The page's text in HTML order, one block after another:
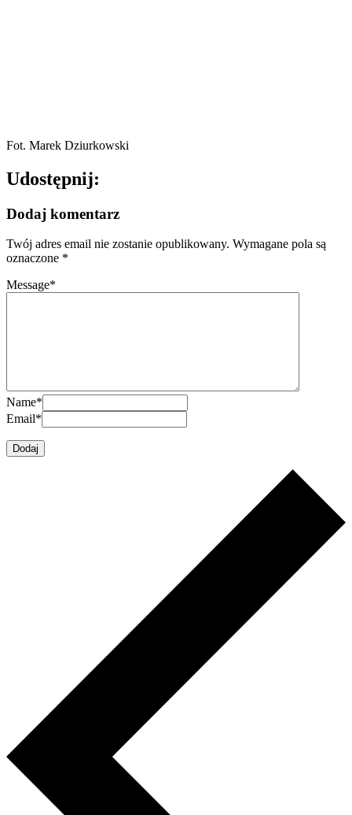
Fot. Marek Dziurkowski
Udostępnij:
Dodaj komentarz
Twój adres email nie zostanie opublikowany. Wymagane pola są
oznaczone *
Message*
Name*
Email*